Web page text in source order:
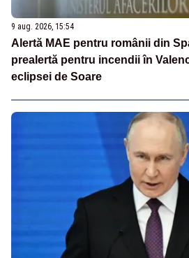
9 aug. 2026, 15:54
Alertă MAE pentru românii din
prealertă pentru incendii în
eclipsei de Soare